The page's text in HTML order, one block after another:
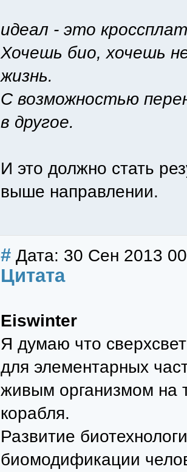
идеал - это
Хочешь био, хочешь
жизнь.
С возможностью
в другое.
И это должно стать
выше направлении.
# Дата: 30 Сен 2013
Цитата
Eiswinter
Я думаю что
для элементарных
живым организмом на
корабля.
Развитие
биомодификации